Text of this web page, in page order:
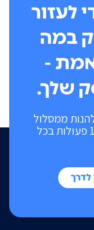
ממסלול
פטור מתשלום, עד 10 פעולות בכל
לדרך
לעזור
במה
-
שלך.